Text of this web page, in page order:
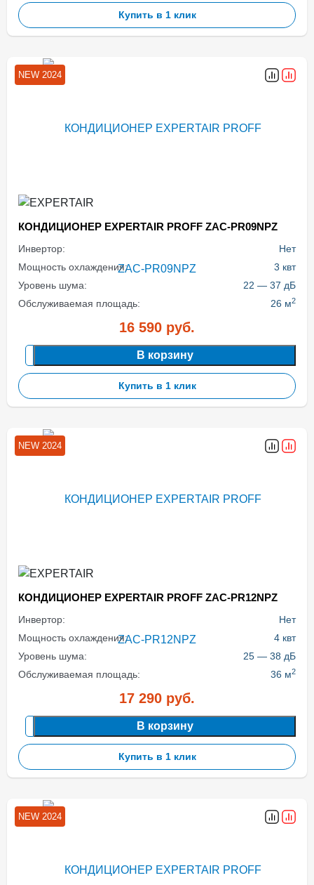
Купить в 1 клик
NEW 2024
КОНДИЦИОНЕР EXPERTAIR PROFF ZAC-PR09NPZ
Инвертор:
Нет
Мощность охлаждения:
3 квт
Уровень шума:
22 — 37 дБ
Обслуживаемая площадь:
26 м2
16 590 руб.
В корзину
Купить в 1 клик
NEW 2024
КОНДИЦИОНЕР EXPERTAIR PROFF ZAC-PR12NPZ
Инвертор:
Нет
Мощность охлаждения:
4 квт
Уровень шума:
25 — 38 дБ
Обслуживаемая площадь:
36 м2
17 290 руб.
В корзину
Купить в 1 клик
NEW 2024